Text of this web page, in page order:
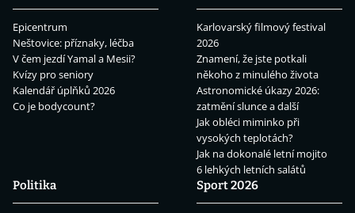
Epicentrum
Neštovice: příznaky, léčba
V čem jezdí Yamal a Mesii?
Kvízy pro seniory
Kalendář úplňků 2026
Co je bodycount?
Karlovarský filmový festival
2026
Znamení, že jste potkali
někoho z minulého života
Astronomické úkazy 2026:
zatmění slunce a další
Jak obléci miminko při
vysokých teplotách?
Jak na dokonalé letní mojito
6 lehkých letních salátů
Politika
Sport 2026